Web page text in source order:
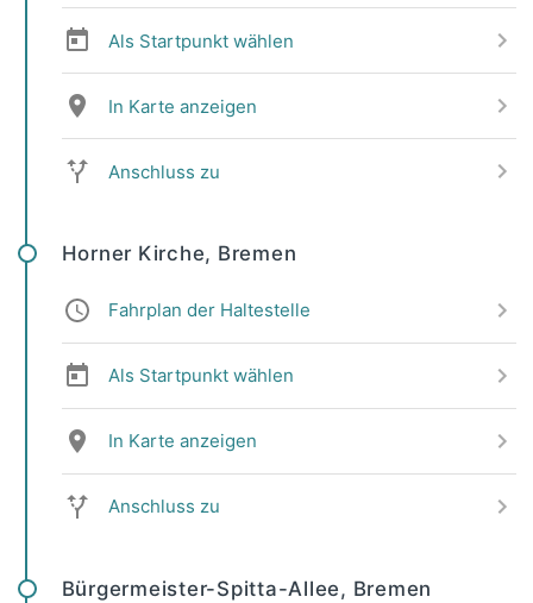
Als Startpunkt wählen
In Karte anzeigen
Anschluss zu
Horner Kirche, Bremen
Fahrplan der Haltestelle
Als Startpunkt wählen
In Karte anzeigen
Anschluss zu
Bürgermeister-Spitta-Allee, Bremen